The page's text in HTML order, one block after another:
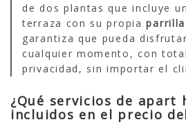
de dos plantas que incluye
terraza con su propia
garantiza que pueda
cualquier momento, con
privacidad, sin importar el
¿Qué servicios de apart
incluidos en el precio